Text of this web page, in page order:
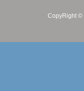
CopyRight ©